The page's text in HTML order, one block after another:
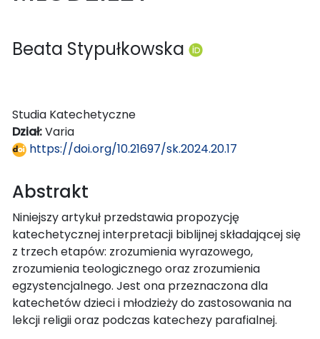
Beata Stypułkowska
Studia Katechetyczne
Dział:Varia
https://doi.org/10.21697/sk.2024.20.17
Abstrakt
Niniejszy artykuł przedstawia propozycję
katechetycznej interpretacji biblijnej składającej się
z trzech etapów: zrozumienia wyrazowego,
zrozumienia teologicznego oraz zrozumienia
egzystencjalnego. Jest ona przeznaczona dla
katechetów dzieci i młodzieży do zastosowania na
lekcji religii oraz podczas katechezy parafialnej.